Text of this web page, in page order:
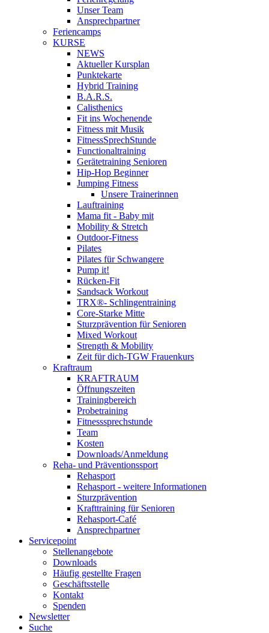
Unser Team
Ansprechpartner
Feriencamps
KURSE
NEWS
Aktueller Kursplan
Punktekarte
Hybrid Training
B.A.R.S.
Calisthenics
Fit ins Wochenende
Fitness mit Musik
FitnessSprechStunde
Functionaltraining
Gerätetraining Senioren
Hip-Hop Beginner
Jumping Fitness
Unsere Trainerinnen
Lauftraining
Mama fit - Baby mit
Mobility & Stretch
Outdoor-Fitness
Pilates
Pilates für Schwangere
Pump it!
Rücken-Fit
Sandsack Workout
TRX®- Schlingentraining
Core-Starke Mitte
Sturzprävention für Senioren
Mixed Workout
Strength & Mobility
Zeit für dich-TGW Frauenkurs
Kraftraum
KRAFTRAUM
Öffnungszeiten
Trainingbereich
Probetraining
Fitnesssprechstunde
Team
Kosten
Downloads/Anmeldung
Reha- und Präventionssport
Rehasport
Rehasport - weitere Informationen
Sturzprävention
Krafttraining für Senioren
Rehasport-Café
Ansprechpartner
Servicepoint
Stellenangebote
Downloads
Häufig gestellte Fragen
Geschäftsstelle
Kontakt
Spenden
Newsletter
Suche